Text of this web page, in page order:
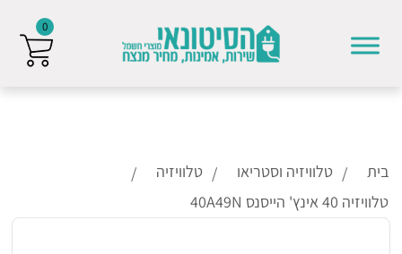
בית טלוויזיה וסטריאו
טלוויזיה
טלוויזיה 40 אינץ' הייסנס 40A49N
0